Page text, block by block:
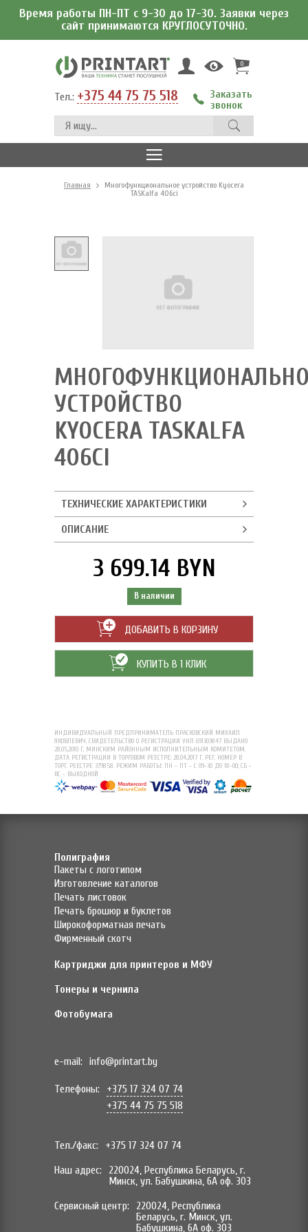
Время работы ПН-ПТ с 9-30 до 17-30. Заявки через
сайт принимаются КРУГЛОСУТОЧНО.
0
Тел.: +375 44 75 75 518
Заказать
звонок
Главная
Многофункциональное устройство Kyocera
TASKalfa 406ci
УСТРОЙСТВО
KYOCERA TASKALFA
406CI
ТЕХНИЧЕСКИЕ ХАРАКТЕРИСТИКИ
ОПИСАНИЕ
3 699.14 BYN
В наличии
ДОБАВИТЬ В КОРЗИНУ
КУПИТЬ В 1 КЛИК
ИНДИВИДУАЛЬНЫЙ ПРЕДПРИНИМАТЕЛЬ ПРАСКОВСКИЙ МИХАИЛ
ЯКОВЛЕВИЧ. СВИДЕТЕЛЬСТВО О РЕГИСТРАЦИИ УНП 691303847 ВЫДАНО
28.05.2010 Г. МИНСКИМ РАЙОННЫМ ИСПОЛНИТЕЛЬНЫМ КОМИТЕТОМ.
ДАТА РЕГИСТРАЦИИ В ТОРГОВОМ РЕЕСТРЕ: 28.04.2017 Г. РЕГ. НОМЕР В
ТОРГ. РЕЕСТРЕ 379858. РЕЖИМ РАБОТЫ: ПН - ПТ - С 09-30 ДО 18-00; СБ -
ВС - ВЫХОДНОЙ
Полиграфия
Пакеты с логотипом
Изготовление каталогов
Печать листовок
Печать брошюр и буклетов
Широкоформатная печать
Фирменный скотч
Картриджи для принтеров и МФУ
Тонеры и чернила
Фотобумага
e-mail: info@printart.by
Телефоны:
+375 17 324 07 74
+375 44 75 75 518
Тел./факс:
+375 17 324 07 74
Наш адрес:
220024, Республика Беларусь, г.
Минск, ул. Бабушкина, 6А оф. 303
Сервисный центр:
220024, Республика
Беларусь, г. Минск, ул.
Бабушкина, 6А оф. 303